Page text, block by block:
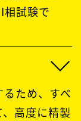
相試験で
ため、すべ
高度に精製